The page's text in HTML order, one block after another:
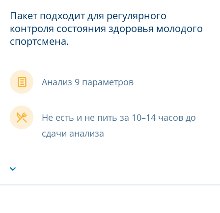
Пакет подходит для регулярного
контроля состояния здоровья молодого
спортсмена.
Анализ 9 параметров
Не есть и не пить за 10–14 часов до
сдачи анализа